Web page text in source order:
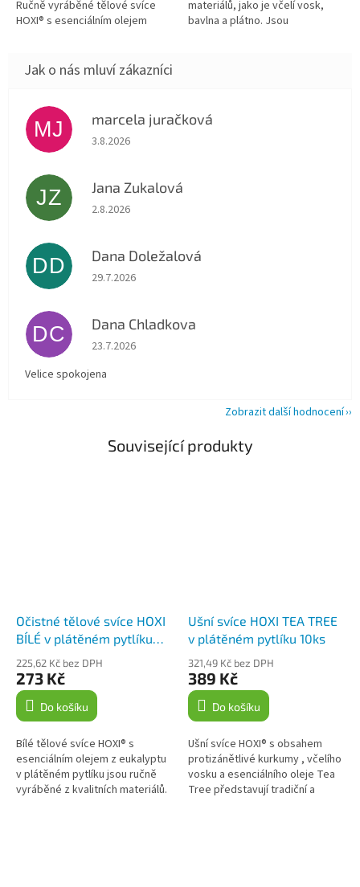
Ručně vyráběné tělové svíce
HOXI® s esenciálním olejem
materiálů, jako je včelí vosk,
bavlna a plátno. Jsou
MJ marcela juračková
Hodnocení obchodu je 5 z 5 hvězdiček.
3.8.2026
JZ Jana Zukalová
Hodnocení obchodu je 5 z 5 hvězdiček.
2.8.2026
DD Dana Doležalová
Hodnocení obchodu je 5 z 5 hvězdiček.
29.7.2026
DC Dana Chladkova
Hodnocení obchodu je 5 z 5 hvězdiček.
23.7.2026
Velice spokojena
Zobrazit další hodnocení
Související produkty
Očistné tělové svíce HOXI
BÍLÉ v plátěném pytlíku
6ks
225,62 Kč bez DPH
273 Kč
Do košíku
Bílé tělové svíce HOXI® s
esenciálním olejem z eukalyptu
v plátěném pytlíku jsou ručně
vyráběné z kvalitních materiálů.
Ušní svíce HOXI TEA TREE
v plátěném pytlíku 10ks
321,49 Kč bez DPH
389 Kč
Do košíku
Ušní svíce HOXI® s obsahem
protizánětlivé kurkumy , včelího
vosku a esenciálního oleje Tea
Tree představují tradiční a